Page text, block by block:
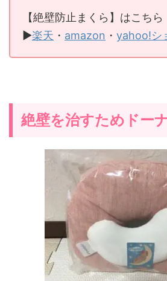
【絶壁防止まくら】はこちら
▶楽天 ・ amazon ・ yahoo!シ
絶壁を治すためドー